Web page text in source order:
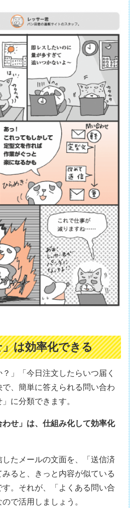
は効率化できる
？」「今日注文したらいつ届く
、簡単に答えられる問い合わ
に分類できます。
わせ」は、仕組み化して効率化
たメールの文面を、「送信済
ると、きっと内容が似ている
す。それが、「よくある問い合
で活用しましょう。